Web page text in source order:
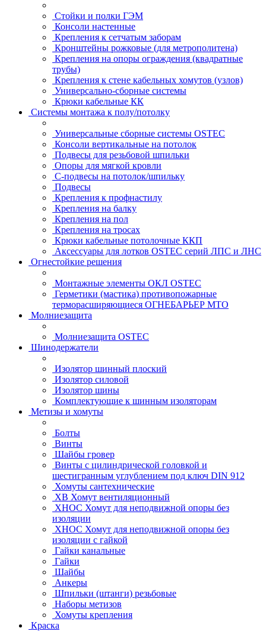
Стойки и полки ГЭМ
Консоли настенные
Крепления к сетчатым заборам
Кронштейны рожковые (для метрополитена)
Крепления на опоры ограждения (квадратные
трубы)
Крепления к стене кабельных хомутов (узлов)
Универсально-сборные системы
Крюки кабельные КК
Системы монтажа к полу/потолку
Универсальные сборные системы OSTEC
Консоли вертикальные на потолок
Подвесы для резьбовой шпильки
Опоры для мягкой кровли
С-подвесы на потолок/шпильку
Подвесы
Крепления к профнастилу
Крепления на балку
Крепления на пол
Крепления на тросах
Крюки кабельные потолочные ККП
Аксессуары для лотков OSTEC серий ЛПС и ЛНС
Огнестойкие решения
Монтажные элементы ОКЛ OSTEC
Герметики (мастика) противопожарные
терморасширяющиеся ОГНЕБАРЬЕР МТО
Молниезащита
Молниезащита OSTEC
Шинодержатели
Изолятор шинный плоский
Изолятор силовой
Изолятор шины
Комплектующие к шинным изоляторам
Метизы и хомуты
Болты
Винты
Шайбы гровер
Винты с цилиндрической головкой и
шестигранным углублением под ключ DIN 912
Хомуты сантехнические
ХВ Хомут вентиляционный
ХНОС Хомут для неподвижной опоры без
изоляции
ХНОС Хомут для неподвижной опоры без
изоляции с гайкой
Гайки канальные
Гайки
Шайбы
Анкеры
Шпильки (штанги) резьбовые
Наборы метизов
Хомуты крепления
Краска